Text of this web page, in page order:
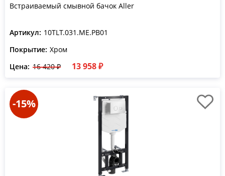
Встраиваемый смывной бачок Aller
Артикул: 10TLT.031.ME.PB01
Покрытие: Хром
Цена: 16 420 ₽ 13 958 ₽
-15%